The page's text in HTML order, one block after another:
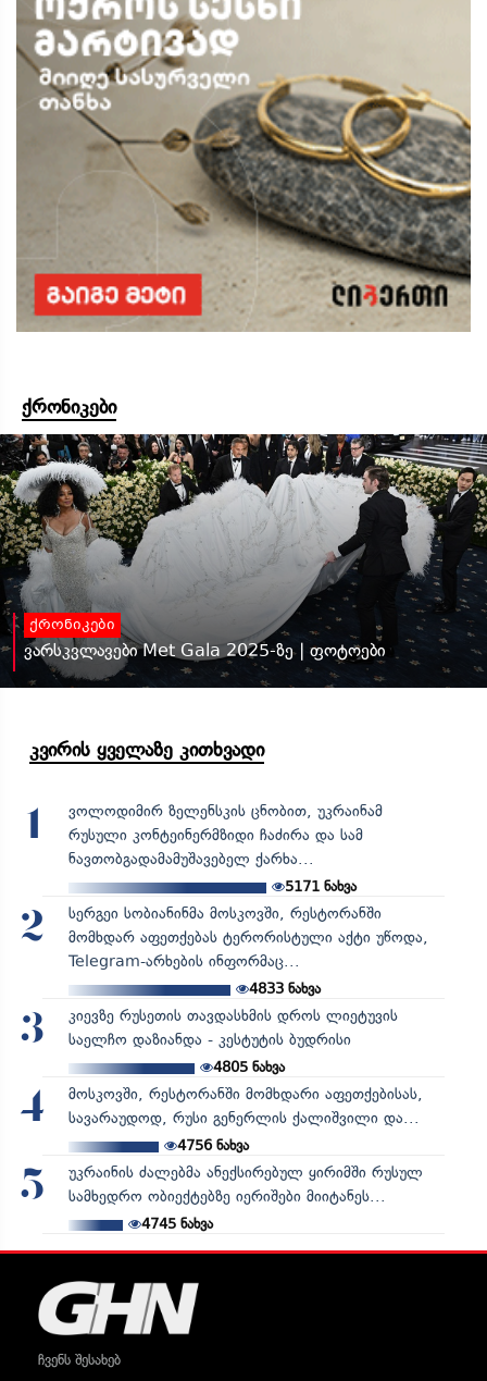
ქრონიკები
ქრონიკები
ვარსკვლავები Met Gala 2025-ზე | ფოტოები
კვირის ყველაზე კითხვადი
1
ვოლოდიმირ ზელენსკის ცნობით, უკრაინამ
რუსული კონტეინერმზიდი ჩაძირა და სამ
ნავთობგადამამუშავებელ ქარხა...
5171 ნახვა
2
სერგეი სობიანინმა მოსკოვში, რესტორანში
მომხდარ აფეთქებას ტერორისტული აქტი უწოდა,
Telegram-არხების ინფორმაც...
4833ნახვა
3
კიევზე რუსეთის თავდასხმის დროს ლიეტუვის
საელჩო დაზიანდა - კესტუტის ბუდრისი
4805ნახვა
4
მოსკოვში, რესტორანში მომხდარი აფეთქებისას,
სავარაუდოდ, რუსი გენერლის ქალიშვილი და...
4756ნახვა
5
უკრაინის ძალებმა ანექსირებულ ყირიმში რუსულ
სამხედრო ობიექტებზე იერიშები მიიტანეს...
4745ნახვა
ჩვენს შესახებ